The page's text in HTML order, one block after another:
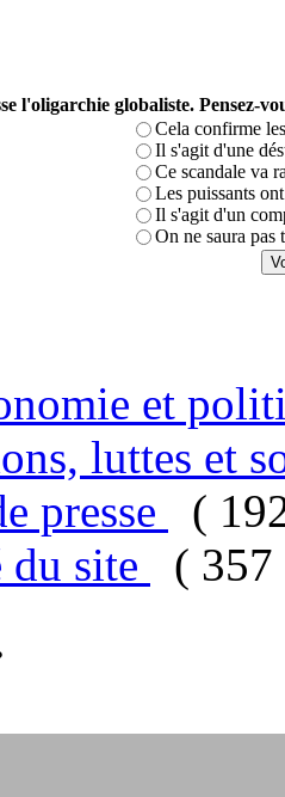
l'oligarchie globaliste. Pensez-
Cela confirme
Il s'agit d'une
Ce scandale va
Les puissants
Il s'agit d'un
On ne saura pas
et
luttes et
presse
(
site
( 357